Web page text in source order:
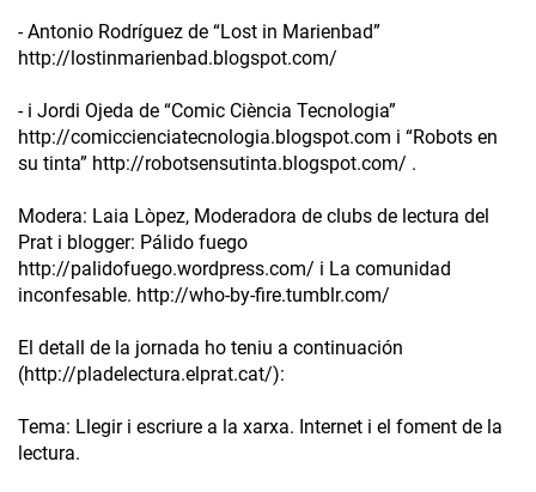
- Antonio Rodríguez de “Lost in Marienbad”
http://lostinmarienbad.blogspot.com/
- i Jordi Ojeda de “Comic Ciència Tecnologia”
http://comiccienciatecnologia.blogspot.com i “Robots en
su tinta” http://robotsensutinta.blogspot.com/ .
Modera: Laia Lòpez, Moderadora de clubs de lectura del
Prat i blogger: Pálido fuego
http://palidofuego.wordpress.com/ i La comunidad
inconfesable. http://who-by-fire.tumblr.com/
El detall de la jornada ho teniu a continuación
(http://pladelectura.elprat.cat/):
Tema: Llegir i escriure a la xarxa. Internet i el foment de la
lectura.